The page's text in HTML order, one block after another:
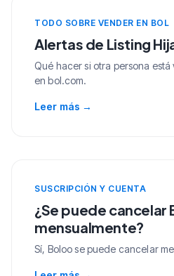
TODO SOBRE VENDER EN BOL
Alertas de Listing
Qué hacer si otra persona
en bol.com.
Leer más →
SUSCRIPCIÓN Y CUENTA
¿Se puede cancelar
mensualmente?
Sí, Boloo se puede cancelar